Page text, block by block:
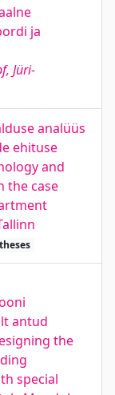
ja
Jüri-
analüüs
ehituse
and
the case
antud
the
special